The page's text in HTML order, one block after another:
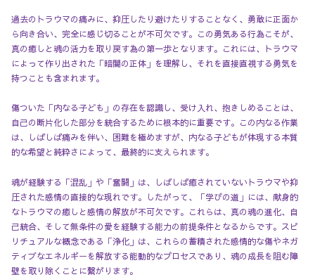
過去のトラウマの痛みに、抑圧したり避けたりすることなく、勇敢に正面か
ら向き合い、完全に感じ切ることが不可欠です。この勇気ある行為こそが、
真の癒しと魂の活力を取り戻す為の第一歩となります。これには、トラウマ
によって作り出された「暗闇の正体」を理解し、それを直接直視する勇気を
持つことも含まれます。
傷ついた「内なる子ども」の存在を認識し、受け入れ、抱きしめることは、
自己の断片化した部分を統合するために根本的に重要です。この内なる作業
は、しばしば痛みを伴い、困難を極めますが、内なる子どもが体現する本質
的な希望と純粋さによって、最終的に支えられます。
魂が経験する「混乱」や「奮闘」は、しばしば癒されていないトラウマや抑
圧された感情の直接的な現れです。したがって、「学びの道」には、献身的
なトラウマの癒しと感情の解放が不可欠です。これらは、真の魂の進化、自
己統合、そして無条件の愛を経験する能力の前提条件となるからです。スピ
リチュアルな概念である「浄化」は、これらの蓄積された感情的な傷やネガ
ティブなエネルギーを解放する能動的なプロセスであり、魂の成長を阻む障
壁を取り除くことに繋がります。